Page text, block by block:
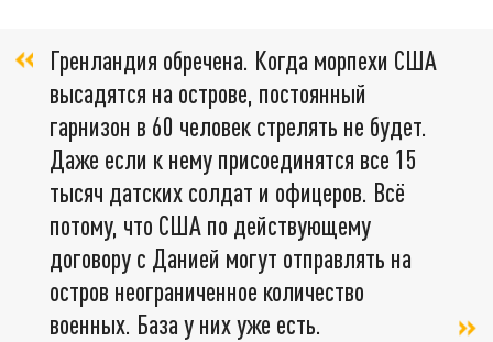
Гренландия обречена. Когда морпехи США
высадятся на острове, постоянный
гарнизон в 60 человек стрелять не будет.
Даже если к нему присоединятся все 15
тысяч датских солдат и офицеров. Всё
потому, что США по действующему
договору с Данией могут отправлять на
остров неограниченное количество
военных. База у них уже есть.